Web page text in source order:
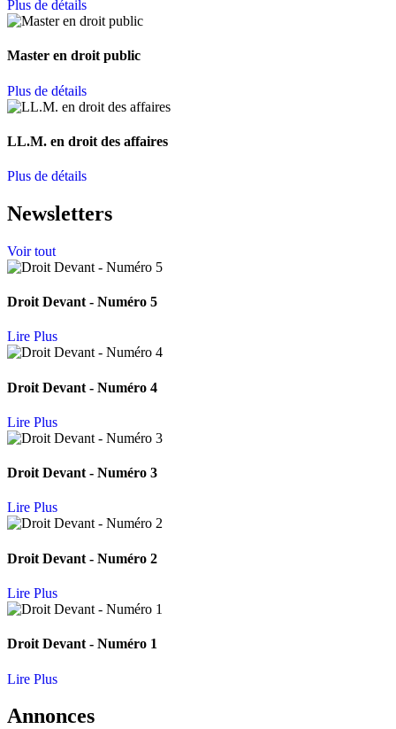
Plus de détails
Master en droit public
Plus de détails
LL.M. en droit des affaires
Plus de détails
Newsletters
Voir tout
Droit Devant - Numéro 5
Lire Plus
Droit Devant - Numéro 4
Lire Plus
Droit Devant - Numéro 3
Lire Plus
Droit Devant - Numéro 2
Lire Plus
Droit Devant - Numéro 1
Lire Plus
Annonces